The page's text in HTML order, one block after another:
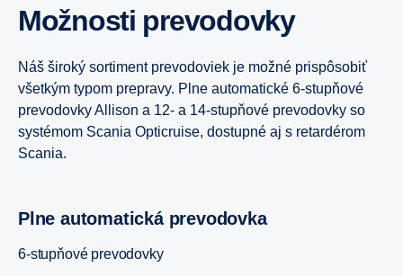
9-litrový
9-litrový CBG/CNG
Super 11
vozidiel.
Možnosti prevodovky
Náš široký sortiment prevodoviek je možné prispôsobiť
všetkým typom prepravy. Plne automatické 6-stupňové
prevodovky Allison a 12- a 14-stupňové prevodovky so
systémom Scania Opticruise, dostupné aj s retardérom
Scania.
Plne automatická prevodovka
6-stupňové prevodovky